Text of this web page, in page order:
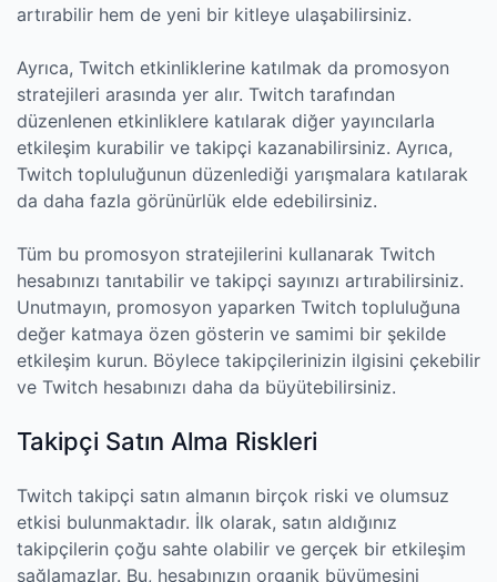
artırabilir hem de yeni bir kitleye ulaşabilirsiniz.
Ayrıca, Twitch etkinliklerine katılmak da promosyon
stratejileri arasında yer alır. Twitch tarafından
düzenlenen etkinliklere katılarak diğer yayıncılarla
etkileşim kurabilir ve takipçi kazanabilirsiniz. Ayrıca,
Twitch topluluğunun düzenlediği yarışmalara katılarak
da daha fazla görünürlük elde edebilirsiniz.
Tüm bu promosyon stratejilerini kullanarak Twitch
hesabınızı tanıtabilir ve takipçi sayınızı artırabilirsiniz.
Unutmayın, promosyon yaparken Twitch topluluğuna
değer katmaya özen gösterin ve samimi bir şekilde
etkileşim kurun. Böylece takipçilerinizin ilgisini çekebilir
ve Twitch hesabınızı daha da büyütebilirsiniz.
Takipçi Satın Alma Riskleri
Twitch takipçi satın almanın birçok riski ve olumsuz
etkisi bulunmaktadır. İlk olarak, satın aldığınız
takipçilerin çoğu sahte olabilir ve gerçek bir etkileşim
sağlamazlar. Bu, hesabınızın organik büyümesini